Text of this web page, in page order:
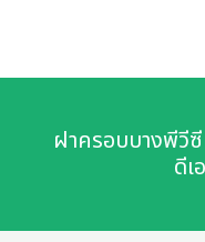
content
ฝาครอบบางพีวี
ดีเ
บาง
วีซี